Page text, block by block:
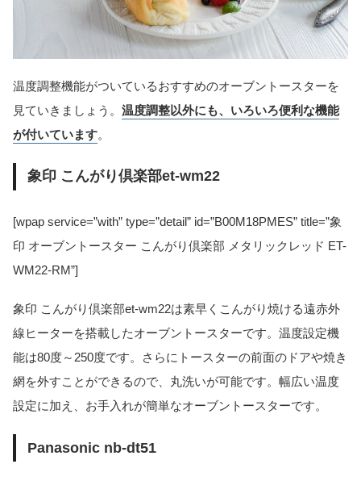
温度調整機能がついているおすすめのオーブントースターを
見ていきましょう。 温度調整以外にも、いろいろ便利な機能
が付いています。
象印 こんがり倶楽部et-wm22
[wpap service=”with” type=”detail” id=”B00M18PMES” title=”象
印 オーブントースター こんがり倶楽部 メタリックレッド ET-
WM22-RM”]
象印 こんがり倶楽部et-wm22は素早くこんがり焼ける遠赤外
線ヒーターを搭載したオーブントースターです。温度設定機
能は80度～250度です。さらにトースターの前面のドアや焼き
網を外すことができるので、丸洗いが可能です。幅広い温度
設定に加え、お手入れが簡単なオーブントースターです。
Panasonic nb-dt51